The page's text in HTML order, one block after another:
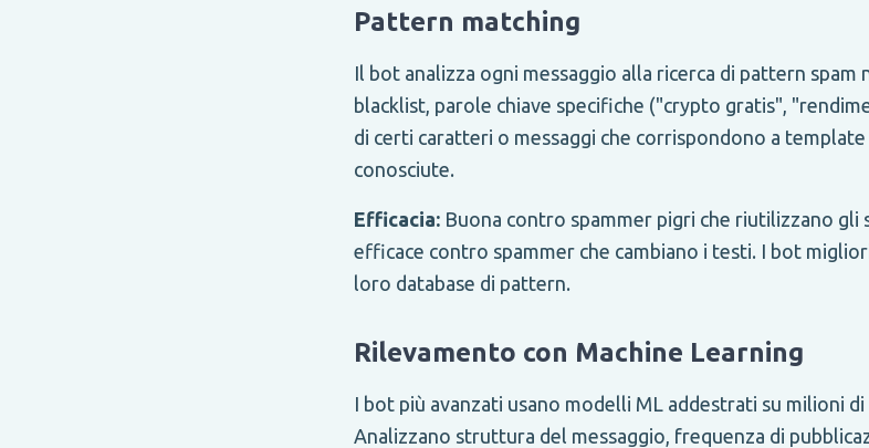
Pattern matching
Il bot analizza ogni messaggio alla ricerca di pattern spam
blacklist, parole chiave specifiche ("crypto gratis",
di certi caratteri o messaggi che corrispondono a template
conosciute.
Efficacia: Buona contro spammer pigri che riutilizzano gli
efficace contro spammer che cambiano i testi. I bot
loro database di pattern.
Rilevamento con Machine Learning
I bot più avanzati usano modelli ML addestrati su milioni
Analizzano struttura del messaggio, frequenza di